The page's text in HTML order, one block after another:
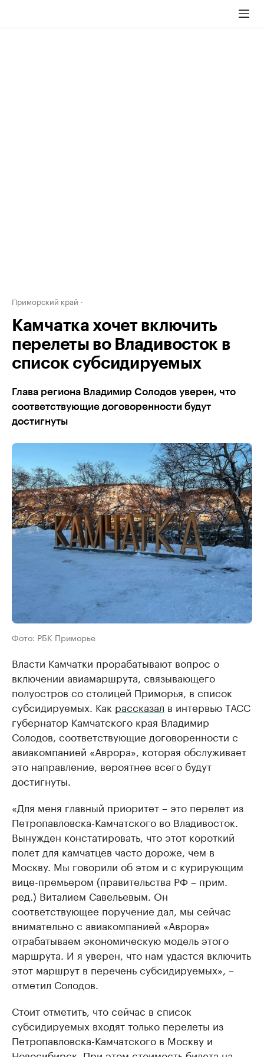
Приморский край
Камчатка хочет включить
перелеты во Владивосток в
список субсидируемых
Глава региона Владимир Солодов уверен, что
соответствующие договоренности будут
достигнуты
Фото: РБК Приморье
Власти Камчатки прорабатывают вопрос о
включении авиамаршрута, связывающего
полуостров со столицей Приморья, в список
субсидируемых. Как рассказал в интервью ТАСС
губернатор Камчатского края Владимир
Солодов, соответствующие договоренности с
авиакомпанией «Аврора», которая обслуживает
это направление, вероятнее всего будут
достигнуты.
«Для меня главный приоритет – это перелет из
Петропавловска-Камчатского во Владивосток.
Вынужден констатировать, что этот короткий
полет для камчатцев часто дороже, чем в
Москву. Мы говорили об этом и с курирующим
вице-премьером (правительства РФ – прим.
ред.) Виталием Савельевым. Он
соответствующее поручение дал, мы сейчас
внимательно с авиакомпанией «Аврора»
отрабатываем экономическую модель этого
маршрута. И я уверен, что нам удастся включить
этот маршрут в перечень субсидируемых», –
отметил Солодов.
Стоит отметить, что сейчас в список
субсидируемых входят только перелеты из
Петропавловска-Камчатского в Москву и